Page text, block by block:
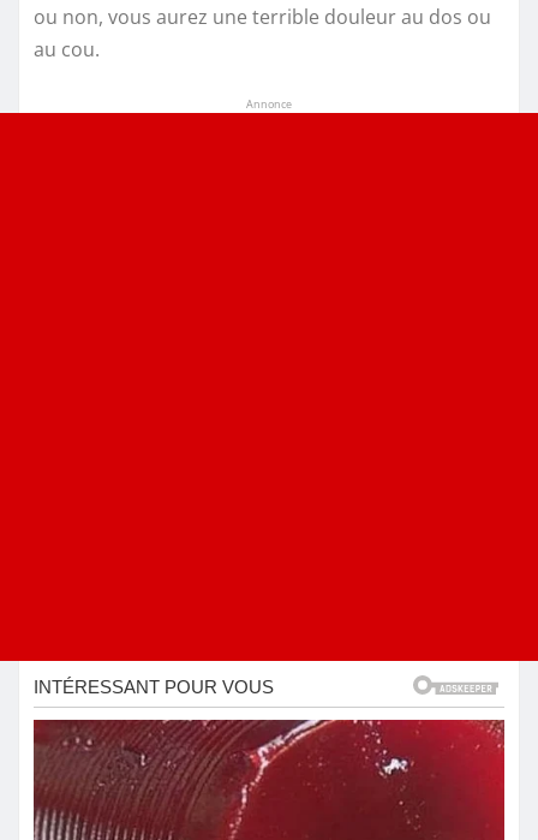
ou non, vous aurez une terrible douleur au dos ou
au cou.
Annonce